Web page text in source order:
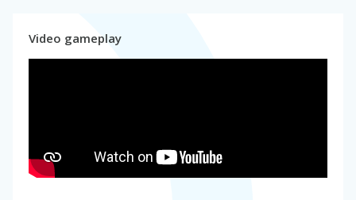
Video gameplay